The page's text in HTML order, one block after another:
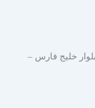
خلیج فارس –